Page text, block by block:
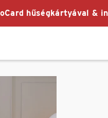
hűségkártyával &